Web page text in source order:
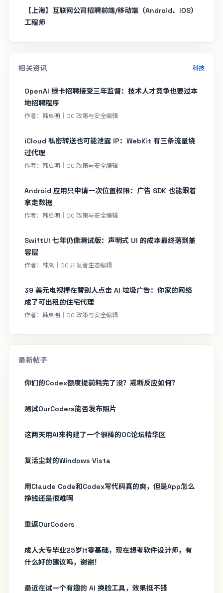
【上海】互联网公司招聘前端/移动端（Android、IOS）
工程师
相关资讯 科技
OpenAI 绿卡招聘接受三年监督：技术人才竞争也要过本
地招聘程序
作者：韩启明｜OC 政策与安全编辑
iCloud 私密转送也可能泄露 IP：WebKit 有三条流量绕
过代理
作者：韩启明｜OC 政策与安全编辑
Android 应用只申请一次位置权限：广告 SDK 也能跟着
拿走数据
作者：韩启明｜OC 政策与安全编辑
SwiftUI 七年仍像测试版：声明式 UI 的成本最终落到兼
容层
作者：林岚｜OC 开发者生态编辑
39 美元电视棒在替别人点击 AI 垃圾广告：你家的网络
成了可出租的住宅代理
作者：韩启明｜OC 政策与安全编辑
最新帖子
你们的Codex额度提前耗完了没？戒断反应如何？
测试OurCoders能否发布照片
这两天用AI来构建了一个很棒的OC论坛精华区
复活尘封的Windows Vista
用Claude Code和Codex写代码真的爽，但是App怎么
挣钱还是很难啊
重返OurCoders
成人大专毕业25岁it零基础，现在想考软件设计师，有
什么好的建议吗，谢谢！
最近在试一个有趣的 AI 换脸工具，效果挺不错